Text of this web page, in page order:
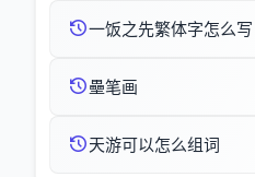
一饭之先繁体字怎么写
壘笔画
天游可以怎么组词